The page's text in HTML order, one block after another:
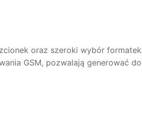
oraz szeroki wybór
GSM, pozwalają generować